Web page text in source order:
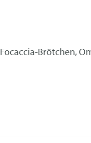
Focaccia-Brötchen,